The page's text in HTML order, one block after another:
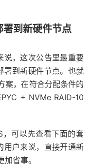
署到新硬件节点
说，这次公告里最重要
署到新硬件节点。也就
案，在符合分配条件的
+ NVMe RAID-10
可以先查看下面的套
用户来说，直接开通新
省事。